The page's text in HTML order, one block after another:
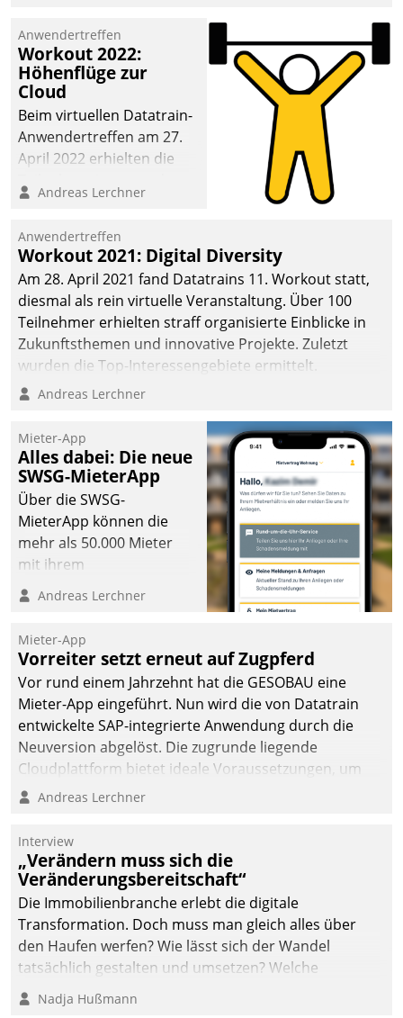
Anwendertreffen
Workout 2022:
Höhenflüge zur
Cloud
Beim virtuellen Datatrain-
Anwendertreffen am 27.
April 2022 erhielten die
Teilnehmer kurzweilige
Cloud-Strategien und -
Lösungen mit hohem
Zukunftspotenzial.
Andreas Lerchner
Anwendertreffen
Workout 2021: Digital Diversity
Am 28. April 2021 fand Datatrains 11. Workout statt,
diesmal als rein virtuelle Veranstaltung. Über 100
Teilnehmer erhielten straff organisierte Einblicke in
Zukunftsthemen und innovative Projekte. Zuletzt
wurden die Top-Interessengebiete ermittelt.
Andreas Lerchner
Mieter-App
Alles dabei: Die neue
SWSG-MieterApp
Über die SWSG-
MieterApp können die
mehr als 50.000 Mieter
mit ihrem
Wohnungsunternehmen
kommunizieren, auf dem
einsehen und ändern
oder
Schadensmeldungen
abgeben – rund um die
Uhr.
Andreas Lerchner
Mieter-App
Vorreiter setzt erneut auf Zugpferd
Vor rund einem Jahrzehnt hat die GESOBAU eine
Mieter-App eingeführt. Nun wird die von Datatrain
entwickelte SAP-integrierte Anwendung durch die
Neuversion abgelöst. Die zugrunde liegende
Cloudplattform bietet ideale Voraussetzungen, um
die Funktionalität der App zu erweitern und weitere
integrieren.
Andreas Lerchner
Interview
„Verändern muss sich die
Veränderungsbereitschaft“
Die Immobilienbranche erlebt die digitale
Transformation. Doch muss man gleich alles über
den Haufen werfen? Wie lässt sich der Wandel
tatsächlich gestalten und umsetzen? Welche
Argumente zählen wirklich?
Nadja Hußmann